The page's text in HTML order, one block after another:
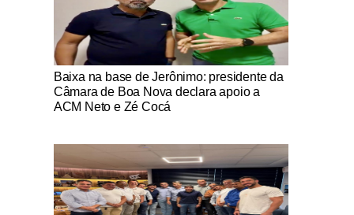
Notícias Católicas
Baixa na base de Jerônimo: presidente da
Câmara de Boa Nova declara apoio a
ACM Neto e Zé Cocá